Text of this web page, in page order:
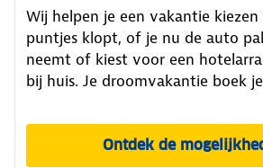
Wij helpen je een vakantie
puntjes klopt, of je nu de auto
neemt of kiest voor een
bij huis. Je droomvakantie boek
Ontdek de